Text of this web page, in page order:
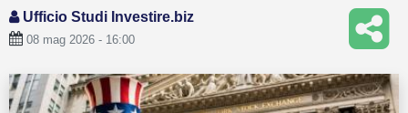
Guide
Ufficio Studi Investire.biz
08 mag 2026 - 16:00